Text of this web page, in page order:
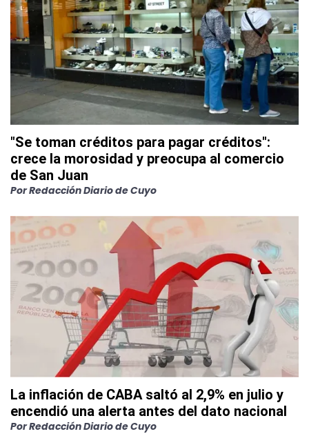
"Se toman créditos para pagar créditos":
crece la morosidad y preocupa al comercio
de San Juan
PorRedacción Diario de Cuyo
La inflación de CABA saltó al 2,9% en julio y
encendió una alerta antes del dato nacional
PorRedacción Diario de Cuyo